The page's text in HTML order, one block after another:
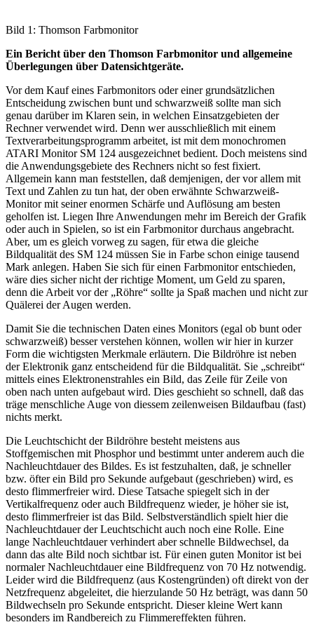
Bild 1: Thomson Farbmonitor
Ein Bericht über den Thomson Farbmonitor und allgemeine
Überlegungen über Datensichtgeräte.
Vor dem Kauf eines Farbmonitors oder einer grundsätzlichen
Entscheidung zwischen bunt und schwarzweiß sollte man sich
genau darüber im Klaren sein, in welchen Einsatzgebieten der
Rechner verwendet wird. Denn wer ausschließlich mit einem
Textverarbeitungsprogramm arbeitet, ist mit dem monochromen
ATARI Monitor SM 124 ausgezeichnet bedient. Doch meistens sind
die Anwendungsgebiete des Rechners nicht so fest fixiert.
Allgemein kann man feststellen, daß demjenigen, der vor allem mit
Text und Zahlen zu tun hat, der oben erwähnte Schwarzweiß-
Monitor mit seiner enormen Schärfe und Auflösung am besten
geholfen ist. Liegen Ihre Anwendungen mehr im Bereich der Grafik
oder auch in Spielen, so ist ein Farbmonitor durchaus angebracht.
Aber, um es gleich vorweg zu sagen, für etwa die gleiche
Bildqualität des SM 124 müssen Sie in Farbe schon einige tausend
Mark anlegen. Haben Sie sich für einen Farbmonitor entschieden,
wäre dies sicher nicht der richtige Moment, um Geld zu sparen,
denn die Arbeit vor der „Röhre“ sollte ja Spaß machen und nicht zur
Quälerei der Augen werden.
Damit Sie die technischen Daten eines Monitors (egal ob bunt oder
schwarzweiß) besser verstehen können, wollen wir hier in kurzer
Form die wichtigsten Merkmale erläutern. Die Bildröhre ist neben
der Elektronik ganz entscheidend für die Bildqualität. Sie „schreibt“
mittels eines Elektronenstrahles ein Bild, das Zeile für Zeile von
oben nach unten aufgebaut wird. Dies geschieht so schnell, daß das
träge menschliche Auge von diessem zeilenweisen Bildaufbau (fast)
nichts merkt.
Die Leuchtschicht der Bildröhre besteht meistens aus
Stoffgemischen mit Phosphor und bestimmt unter anderem auch die
Nachleuchtdauer des Bildes. Es ist festzuhalten, daß, je schneller
bzw. öfter ein Bild pro Sekunde aufgebaut (geschrieben) wird, es
desto flimmerfreier wird. Diese Tatsache spiegelt sich in der
Vertikalfrequenz oder auch Bildfrequenz wieder, je höher sie ist,
desto flimmerfreier ist das Bild. Selbstverständlich spielt hier die
Nachleuchtdauer der Leuchtschicht auch noch eine Rolle. Eine
lange Nachleuchtdauer verhindert aber schnelle Bildwechsel, da
dann das alte Bild noch sichtbar ist. Für einen guten Monitor ist bei
normaler Nachleuchtdauer eine Bildfrequenz von 70 Hz notwendig.
Leider wird die Bildfrequenz (aus Kostengründen) oft direkt von der
Netzfrequenz abgeleitet, die hierzulande 50 Hz beträgt, was dann 50
Bildwechseln pro Sekunde entspricht. Dieser kleine Wert kann
besonders im Randbereich zu Flimmereffekten führen.